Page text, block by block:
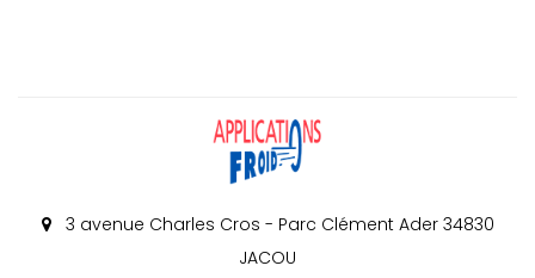
3 avenue Charles Cros - Parc Clément Ader 34830
JACOU